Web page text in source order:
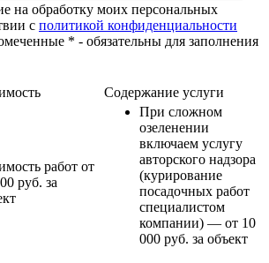
на обработку моих персональных
с политикой конфиденциальности
* - обязательны для заполнения
Содержание услуги
работ от
руб. за
При сложном
озеленении
включаем услугу
авторского надзора
(курирование
посадочных работ
специалистом
компании) — от 10
000 руб. за объект